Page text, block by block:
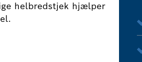
helbredstjek hjælper